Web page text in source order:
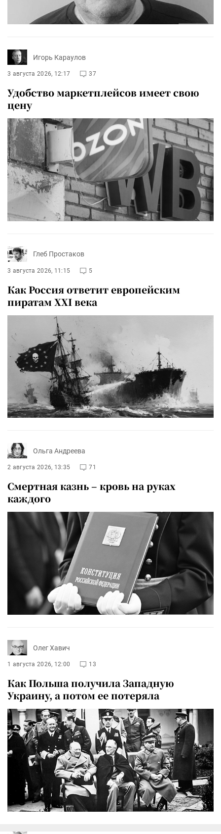
Игорь Караулов
3 августа 2026, 12:17 37
Удобство маркетплейсов имеет свою
цену
Глеб Простаков
3 августа 2026, 11:15 5
Как Россия ответит европейским
пиратам XXI века
Ольга Андреева
2 августа 2026, 13:35 71
Смертная казнь – кровь на руках
каждого
Олег Хавич
1 августа 2026, 12:00 13
Как Польша получила Западную
Украину, а потом ее потеряла